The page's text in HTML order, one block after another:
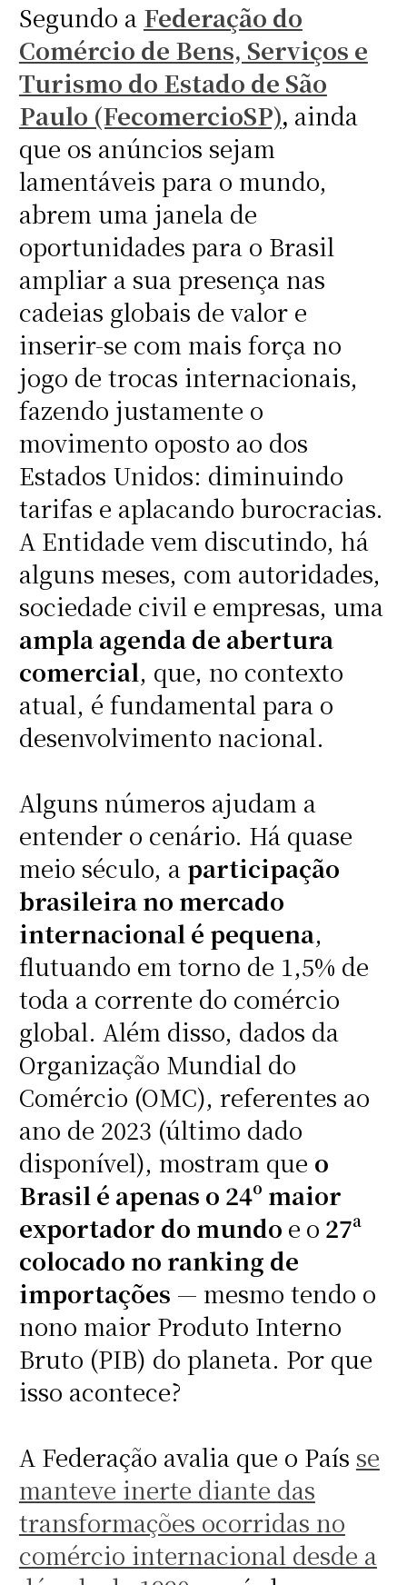
Segundo a Federação do
Comércio de Bens, Serviços e
Turismo do Estado de São
Paulo (FecomercioSP), ainda
que os anúncios sejam
lamentáveis para o mundo,
abrem uma janela de
oportunidades para o Brasil
ampliar a sua presença nas
cadeias globais de valor e
inserir-se com mais força no
jogo de trocas internacionais,
fazendo justamente o
movimento oposto ao dos
Estados Unidos: diminuindo
tarifas e aplacando burocracias.
A Entidade vem discutindo, há
alguns meses, com autoridades,
sociedade civil e empresas, uma
ampla agenda de abertura
comercial, que, no contexto
atual, é fundamental para o
desenvolvimento nacional.
Alguns números ajudam a
entender o cenário. Há quase
meio século, a participação
brasileira no mercado
internacional é pequena,
flutuando em torno de 1,5% de
toda a corrente do comércio
global. Além disso, dados da
Organização Mundial do
Comércio (OMC), referentes ao
ano de 2023 (último dado
disponível), mostram que o
Brasil é apenas o 24º maior
exportador do mundo e o 27ª
colocado no ranking de
importações — mesmo tendo o
nono maior Produto Interno
Bruto (PIB) do planeta. Por que
isso acontece?
A Federação avalia que o País se
manteve inerte diante das
transformações ocorridas no
comércio internacional desde a